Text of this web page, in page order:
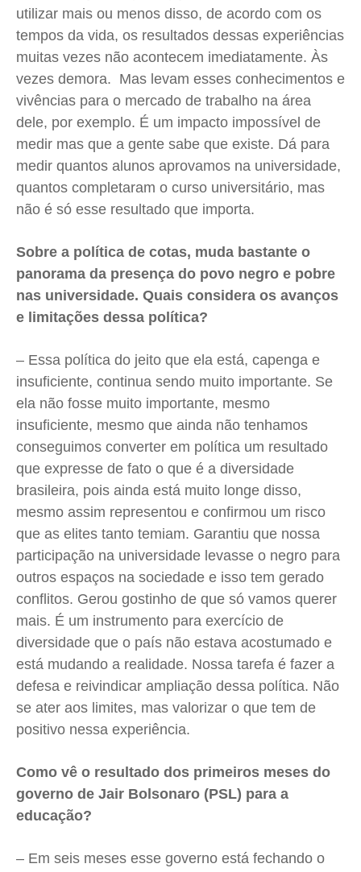
utilizar mais ou menos disso, de acordo com os
tempos da vida, os resultados dessas experiências
muitas vezes não acontecem imediatamente. Às
vezes demora. Mas levam esses conhecimentos e
vivências para o mercado de trabalho na área
dele, por exemplo. É um impacto impossível de
medir mas que a gente sabe que existe. Dá para
medir quantos alunos aprovamos na universidade,
quantos completaram o curso universitário, mas
não é só esse resultado que importa.
Sobre a política de cotas, muda bastante o
panorama da presença do povo negro e pobre
nas universidade. Quais considera os avanços
e limitações dessa política?
– Essa política do jeito que ela está, capenga e
insuficiente, continua sendo muito importante. Se
ela não fosse muito importante, mesmo
insuficiente, mesmo que ainda não tenhamos
conseguimos converter em política um resultado
que expresse de fato o que é a diversidade
brasileira, pois ainda está muito longe disso,
mesmo assim representou e confirmou um risco
que as elites tanto temiam. Garantiu que nossa
participação na universidade levasse o negro para
outros espaços na sociedade e isso tem gerado
conflitos. Gerou gostinho de que só vamos querer
mais. É um instrumento para exercício de
diversidade que o país não estava acostumado e
está mudando a realidade. Nossa tarefa é fazer a
defesa e reivindicar ampliação dessa política. Não
se ater aos limites, mas valorizar o que tem de
positivo nessa experiência.
Como vê o resultado dos primeiros meses do
governo de Jair Bolsonaro (PSL) para a
educação?
– Em seis meses esse governo está fechando o